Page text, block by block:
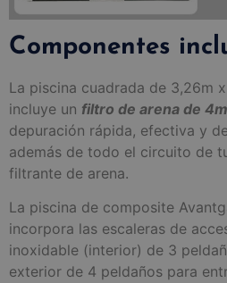
Componentes
La piscina cuadrada de 3,26m
incluye un filtro de arena de
depuración rápida, efectiva y
además de todo el circuito de
filtrante de arena.
La piscina de composite
incorpora las escaleras de
inoxidable (interior) de 3
exterior de 4 peldaños para